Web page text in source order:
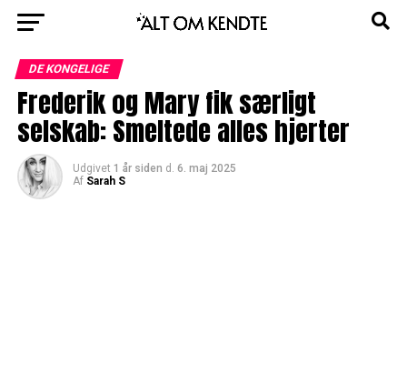
DE KONGELIGE
Frederik og Mary fik særligt
selskab: Smeltede alles hjerter
Udgivet 1 år siden d. 6. maj 2025
Af Sarah S